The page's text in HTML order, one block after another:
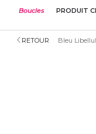
Boucles PRODUIT
RETOUR Bleu